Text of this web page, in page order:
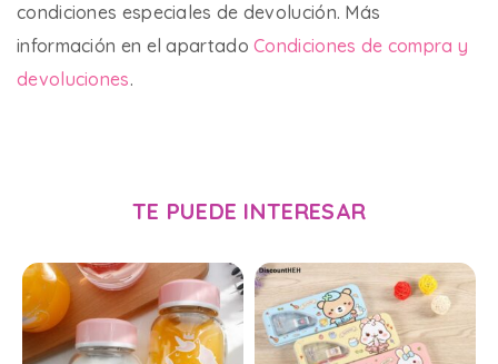
condiciones especiales de devolución. Más
información en el apartadoCondiciones de compra y
devoluciones.
TE PUEDE INTERESAR